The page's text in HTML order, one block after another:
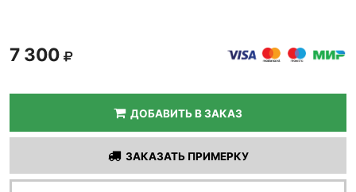
7 300
ДОБАВИТЬ В ЗАКАЗ
ЗАКАЗАТЬ ПРИМЕРКУ